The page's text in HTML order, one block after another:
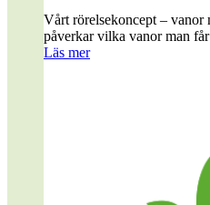
Vårt rörelsekoncept –
påverkar vilka vanor man
Läs mer